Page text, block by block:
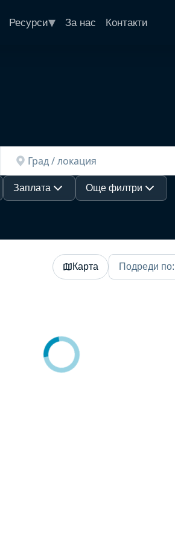
Ресурси▾ За нас Контакти
Заплата Още филтри
Карта Подреди по: